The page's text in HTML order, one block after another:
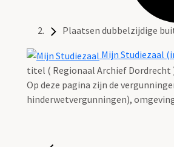
Plaatsen dubbelzijdige
Mijn Studiezaal
titel ( Regionaal Archief Dordrecht
Op deze pagina zijn de
hinderwetvergunningen),